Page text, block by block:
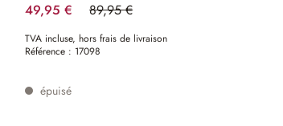
49,95 € 89,95 €
(44.47%spared)
TVA incluse, hors frais de livraison
Référence : 17098
épuisé